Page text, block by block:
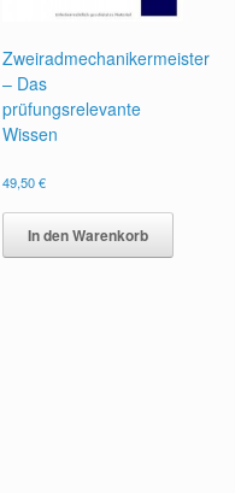
Zweiradmechanikermeister
– Das
prüfungsrelevante
Wissen
49,50€
In den Warenkorb